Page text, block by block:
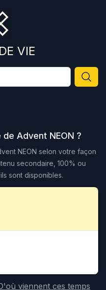
VIE
de Advent NEON ?
NEON selon votre façon
secondaire, 100% ou
sont disponibles.
viennent ces temps